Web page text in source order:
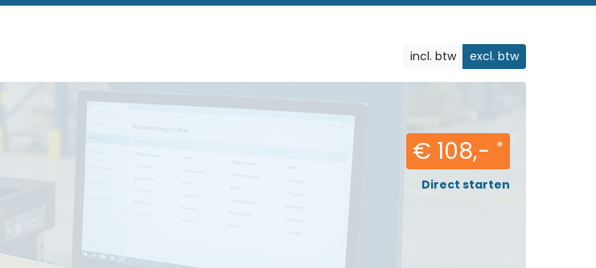
incl. btw excl. btw
€ 108,- *
Direct starten